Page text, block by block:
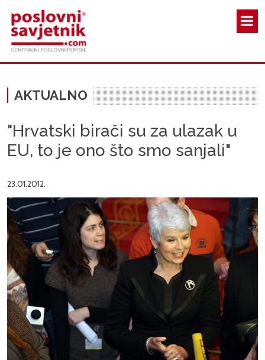
AKTUALNO
"Hrvatski birači su za ulazak u
EU, to je ono što smo sanjali"
23.01.2012.